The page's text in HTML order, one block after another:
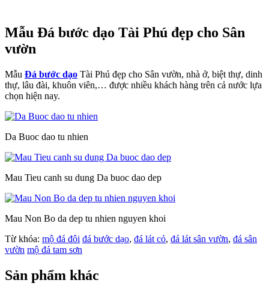
Mẫu Đá bước dạo Tài Phú đẹp cho Sân
vườn
Mẫu Đá bước dạo Tài Phú đẹp cho Sân vườn, nhà ở, biệt thự, dinh
thự, lâu đài, khuôn viên,… được nhiều khách hàng trên cả nước lựa
chọn hiện nay.
Da Buoc dao tu nhien
Mau Tieu canh su dung Da buoc dao dep
Mau Non Bo da dep tu nhien nguyen khoi
Từ khóa: mộ đá đôi đá bước dạo, đá lát cỏ, đá lát sân vườn, đá sân
vườn mộ đá tam sơn
Sản phẩm khác